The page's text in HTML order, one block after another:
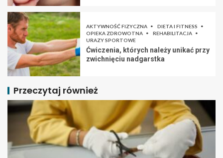
AKTYWNOŚĆ FIZYCZNA
DIETA I FITNESS
OPIEKA ZDROWOTNA
REHABILITACJA
URAZY SPORTOWE
Ćwiczenia, których należy unikać przy
zwichnięciu nadgarstka
Przeczytaj również